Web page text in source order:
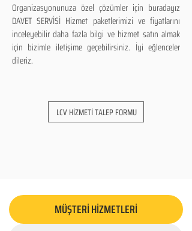
Organizasyonunuza özel çözümler için buradayız
DAVET SERVİSİ Hizmet paketlerimizi ve fiyatlarını
inceleyebilir daha fazla bilgi ve hizmet satın almak
için bizimle iletişime geçebilirsiniz. İyi eğlenceler
dileriz.
LCV HİZMETİ TALEP FORMU
MÜŞTERİ HİZMETLERİ